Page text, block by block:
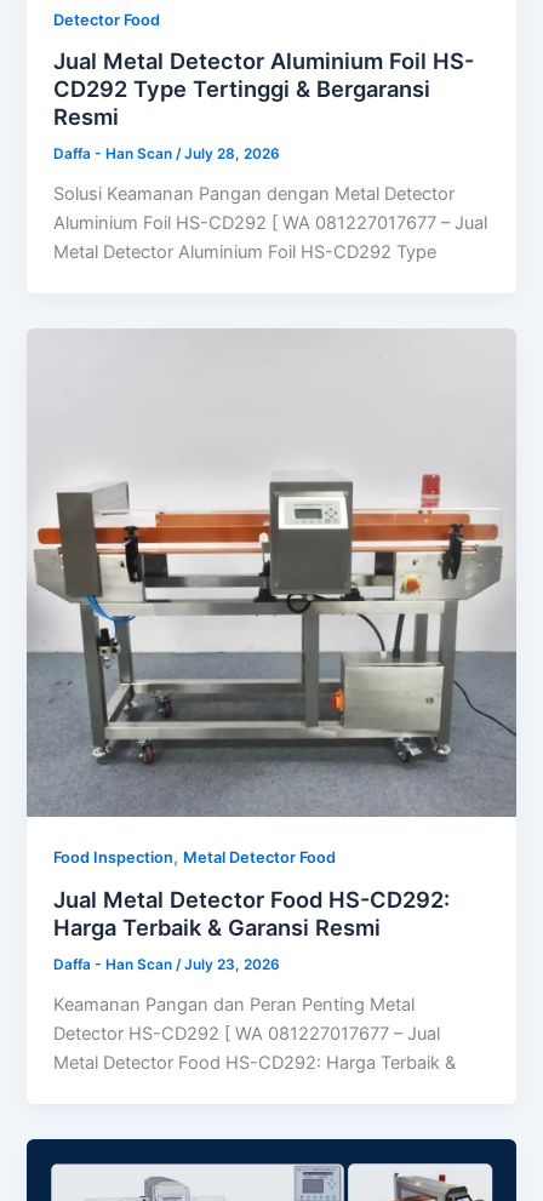
Detector Food
Jual Metal Detector Aluminium Foil HS-
CD292 Type Tertinggi & Bergaransi
Resmi
Daffa - Han Scan/July 28, 2026
Solusi Keamanan Pangan dengan Metal Detector
Aluminium Foil HS-CD292 [ WA 081227017677 – Jual
Metal Detector Aluminium Foil HS-CD292 Type
Food Inspection, Metal Detector Food
Jual Metal Detector Food HS-CD292:
Harga Terbaik & Garansi Resmi
Daffa - Han Scan/July 23, 2026
Keamanan Pangan dan Peran Penting Metal
Detector HS-CD292 [ WA 081227017677 – Jual
Metal Detector Food HS-CD292: Harga Terbaik &